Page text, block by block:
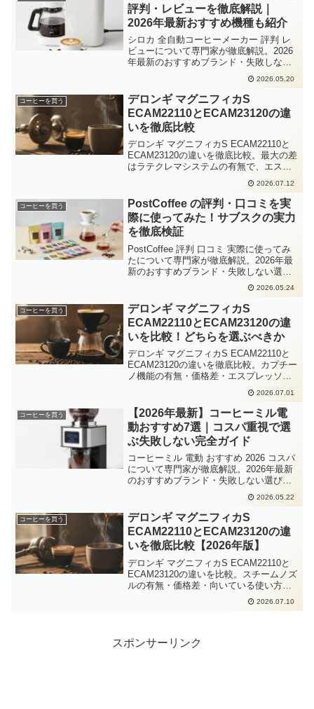
評判・レビューを徹底解説｜
2026年最新おすすめ機種も紹介
シロカ 全自動コーヒーメーカー 評判 レ
ビューについて専門家が徹底解説。2026
年最新のおすすめブランド・失敗しない
選び方・Amazon楽天の人気商品をまとめ
2026.05.20
コーヒーを買う
デロンギ マグニフィカS
ECAM22110とECAM23120の違
いを徹底比較
デロンギ マグニフィカS ECAM22110と
ECAM23120の違いを徹底比較。最大の差
はラテクレマシステムの有無で、エスプ
レッソ抽出性能は同等。2026年の価格相
場や用途別の選び方まで詳しく解説して
います。
2026.07.12
コーヒーを買う
PostCoffee の評判・口コミを実
際に使ってみた！サブスクの実力
を徹底検証
PostCoffee 評判 口コミ 実際に使ってみ
たについて専門家が徹底解説。2026年最
新のおすすめブランド・失敗しない選び
方・Amazon楽天の人気商品をまとめまし
2026.05.24
コーヒーを買う
デロンギ マグニフィカS
ECAM22110とECAM23120の違
いを比較！どちらを選ぶべきか
デロンギ マグニフィカS ECAM22110と
ECAM23120の違いを徹底比較。カプチー
ノ機能の有無・価格差・エスプレッソ抽
出性能を詳しく解説し、2026年現在どち
らを選ぶべきかを具体的に整理しまし
た。
2026.07.01
コーヒーを買う
【2026年最新】コーヒーミル電
動おすすめ7選｜コスパ重視で選
ぶ失敗しない完全ガイド
コーヒーミル 電動 おすすめ 2026 コスパ
について専門家が徹底解説。2026年最新
のおすすめブランド・失敗しない選び
方・Amazon楽天の人気商品をまとめまし
2026.05.22
コーヒーを買う
デロンギ マグニフィカS
ECAM22110とECAM23120の違
いを徹底比較【2026年版】
デロンギ マグニフィカS ECAM22110と
ECAM23120の違いを比較。スチームノズ
ルの有無・価格差・向いている使い方ま
で、2026年最新情報をもとに詳しく解説
しています。どちらを選ぶべきか迷って
2026.07.10
スポンサーリンク